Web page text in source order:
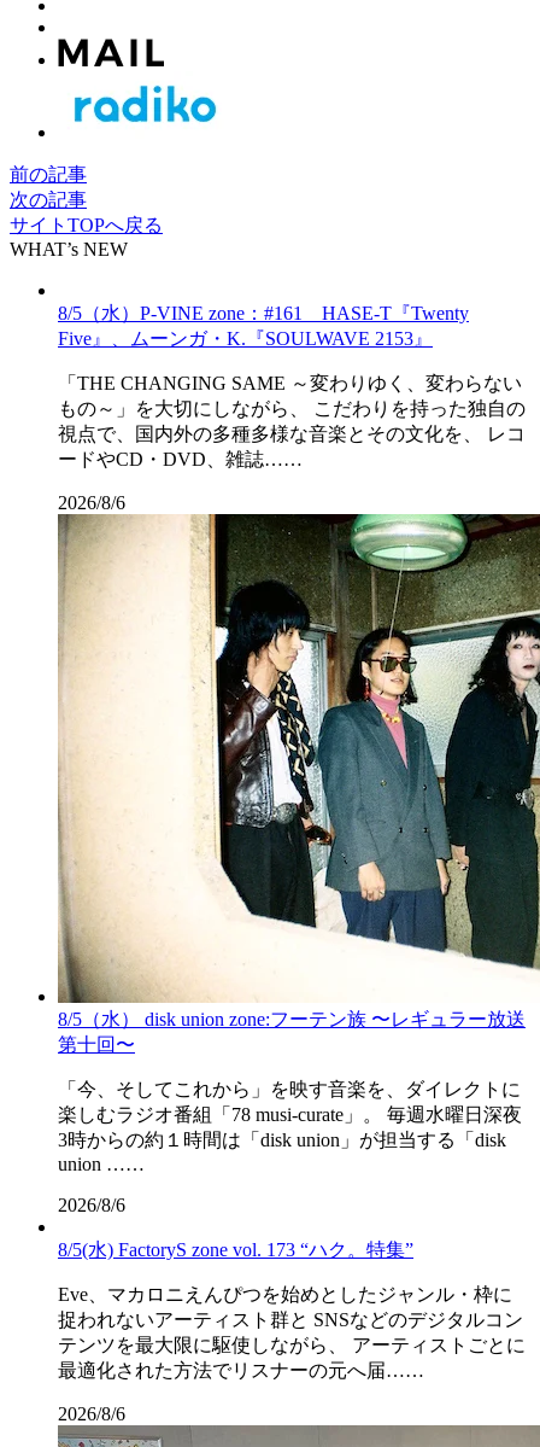
前の記事
次の記事
サイトTOPへ戻る
WHAT’s NEW
8/5（水）P-VINE zone：#161 HASE-T『Twenty
Five』、ムーンガ・K.『SOULWAVE 2153』
「THE CHANGING SAME ～変わりゆく、変わらない
もの～」を大切にしながら、 こだわりを持った独自の
視点で、国内外の多種多様な音楽とその文化を、 レコ
ードやCD・DVD、雑誌……
2026/8/6
8/5（水） disk union zone:フーテン族 〜レギュラー放送
第十回〜
「今、そしてこれから」を映す音楽を、ダイレクトに
楽しむラジオ番組「78 musi-curate」。 毎週水曜日深夜
3時からの約１時間は「disk union」が担当する「disk
union ……
2026/8/6
8/5(水) FactoryS zone vol. 173 “ハク。特集”
Eve、マカロニえんぴつを始めとしたジャンル・枠に
捉われないアーティスト群と SNSなどのデジタルコン
テンツを最大限に駆使しながら、 アーティストごとに
最適化された方法でリスナーの元へ届……
2026/8/6